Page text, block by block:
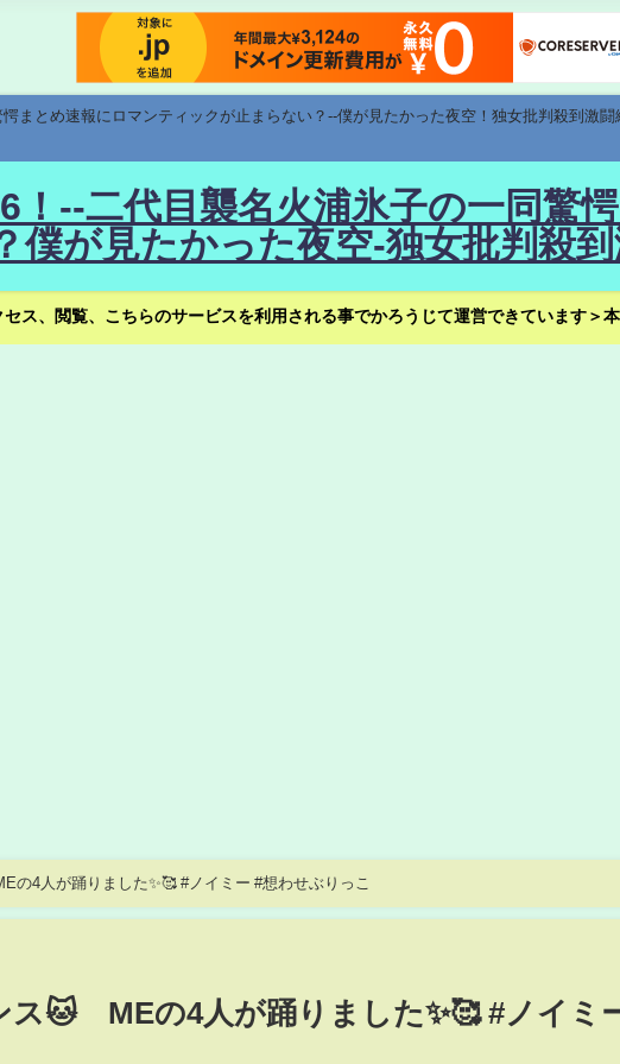
まとめ速報にロマンティックが止まらない？--僕が見たかった夜空！独女批判殺到激
--二代目襲名火浦氷子の一同驚
僕が見たかった夜空-独女批判殺
ス、閲覧、こちらのサービスを利用される事でかろうじて運営できています＞
の4人が踊りました✨🥰 #ノイミー #想わせぶりっこ
ス🐱≠MEの4人が踊りました✨🥰 #ノイミ